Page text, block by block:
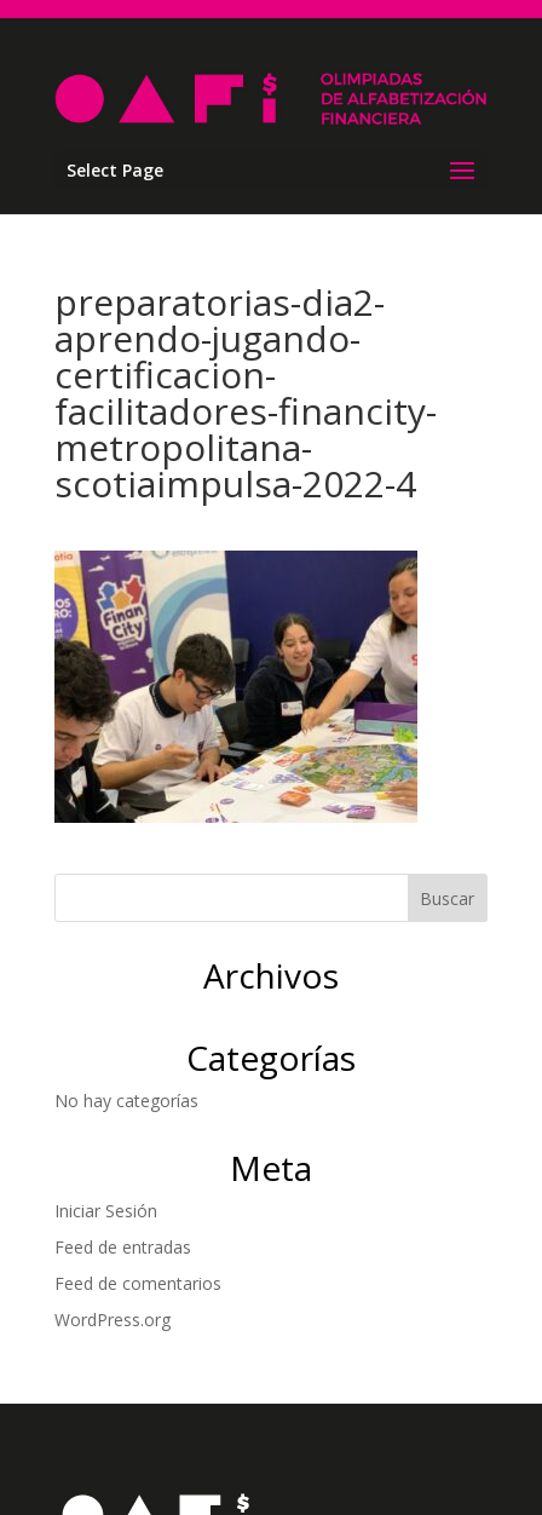
Select Page
preparatorias-dia2-
aprendo-jugando-
certificacion-
facilitadores-financity-
metropolitana-
scotiaimpulsa-2022-4
Archivos
Categorías
No hay categorías
Meta
Iniciar Sesión
Feed de entradas
Feed de comentarios
WordPress.org